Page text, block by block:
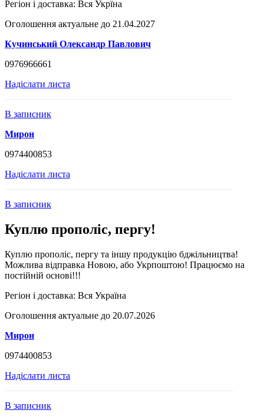
Регіон і доставка: Вся Укрїна
Оголошення актуальне до 21.04.2027
Кучинський Олександр Павлович
0976966661
Надіслати листа
В записник
Мирон
0974400853
Надіслати листа
В записник
Куплю прополіс, пергу!
Куплю прополіс, пергу та іншу продукцію бджільництва!
Можлива відправка Новою, або Укрпоштою! Працюємо на
постійній основі!!!
Регіон і доставка: Вся Україна
Оголошення актуальне до 20.07.2026
Мирон
0974400853
Надіслати листа
В записник